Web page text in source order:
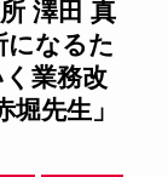
澤田 真
になるた
業務改
先生」